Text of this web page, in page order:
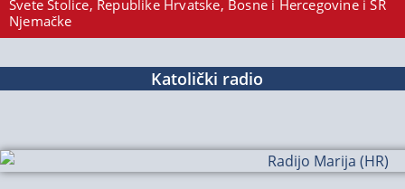
Svete Stolice, Republike Hrvatske, Bosne i Hercegovine i SR
Njemačke
Katolički radio